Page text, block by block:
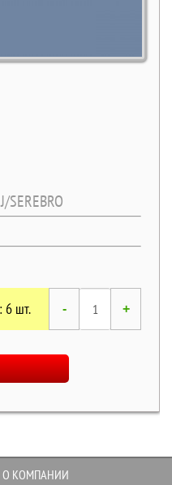
SEREBRO
6 шт. - +
О КОМПАНИИ